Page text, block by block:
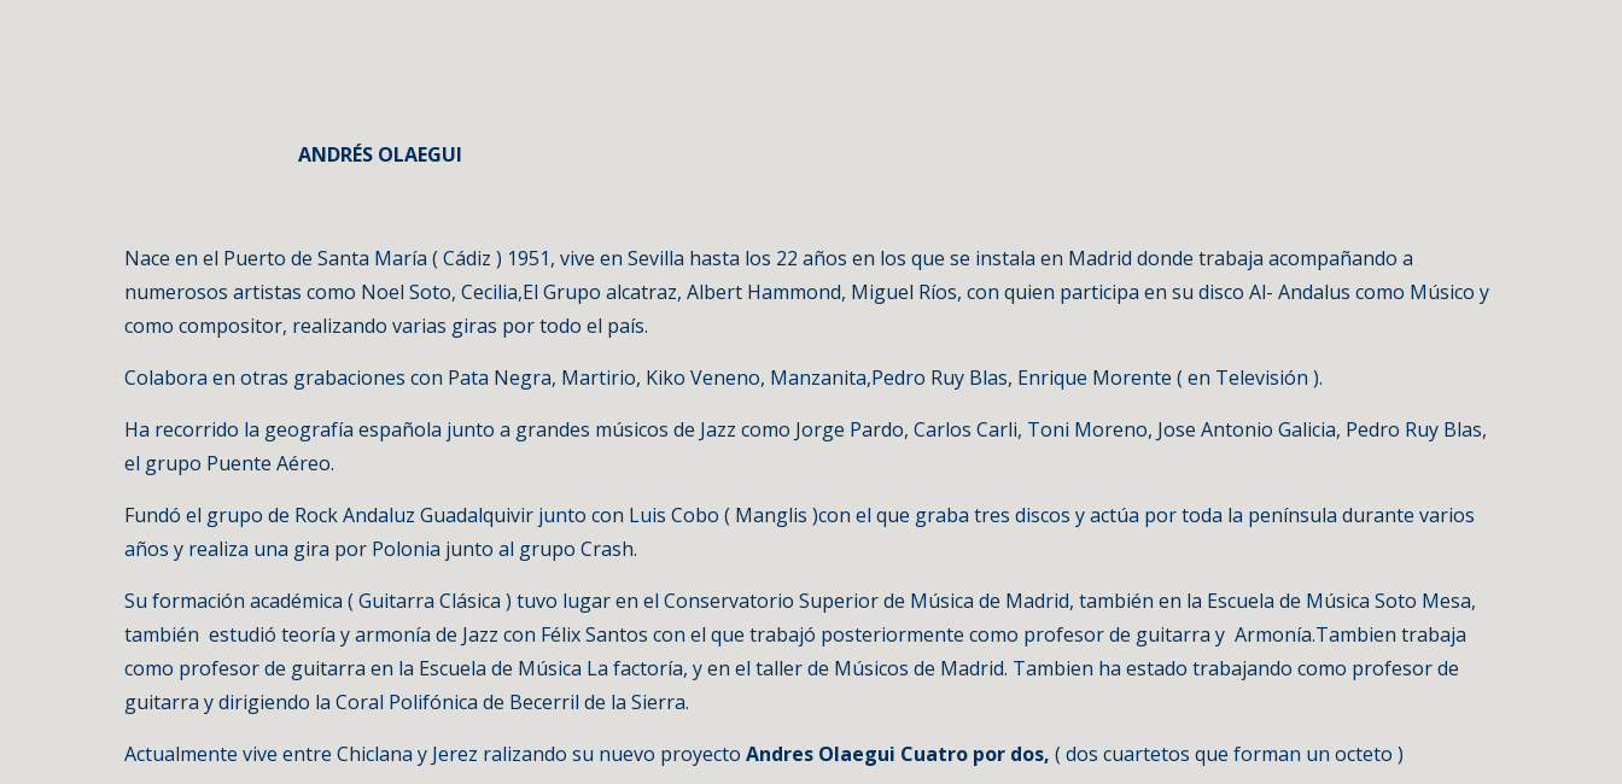
ANDRÉS OLAEGUI
Nace en el Puerto de Santa María ( Cádiz ) 1951, vive en Sevilla hasta los 22 años en los que se instala en Madrid donde trabaja acompañando a
numerosos artistas como Noel Soto, Cecilia,El Grupo alcatraz, Albert Hammond, Miguel Ríos, con quien participa en su disco Al- Andalus como Músico y
como compositor, realizando varias giras por todo el país.
Colabora en otras grabaciones con Pata Negra, Martirio, Kiko Veneno, Manzanita,Pedro Ruy Blas, Enrique Morente ( en Televisión ).
Ha recorrido la geografía española junto a grandes músicos de Jazz como Jorge Pardo, Carlos Carli, Toni Moreno, Jose Antonio Galicia, Pedro Ruy Blas,
el grupo Puente Aéreo.
Fundó el grupo de Rock Andaluz Guadalquivir junto con Luis Cobo ( Manglis )con el que graba tres discos y actúa por toda la península durante varios
años y realiza una gira por Polonia junto al grupo Crash.
Su formación académica ( Guitarra Clásica ) tuvo lugar en el Conservatorio Superior de Música de Madrid, también en la Escuela de Música Soto Mesa,
también  estudió teoría y armonía de Jazz con Félix Santos con el que trabajó posteriormente como profesor de guitarra y  Armonía.Tambien trabaja
como profesor de guitarra en la Escuela de Música La factoría, y en el taller de Músicos de Madrid. Tambien ha estado trabajando como profesor de
guitarra y dirigiendo la Coral Polifónica de Becerril de la Sierra.
Actualmente vive entre Chiclana y Jerez ralizando su nuevo proyecto Andres Olaegui Cuatro por dos, ( dos cuartetos que forman un octeto )